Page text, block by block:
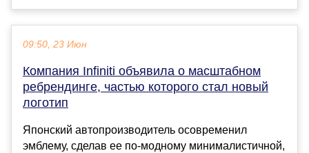
09:50, 23 Июн
Компания Infiniti объявила о масштабном
ребрендинге, частью которого стал новый
логотип
Японский автопроизводитель осовременил
эмблему, сделав ее по-модному минималистичной,